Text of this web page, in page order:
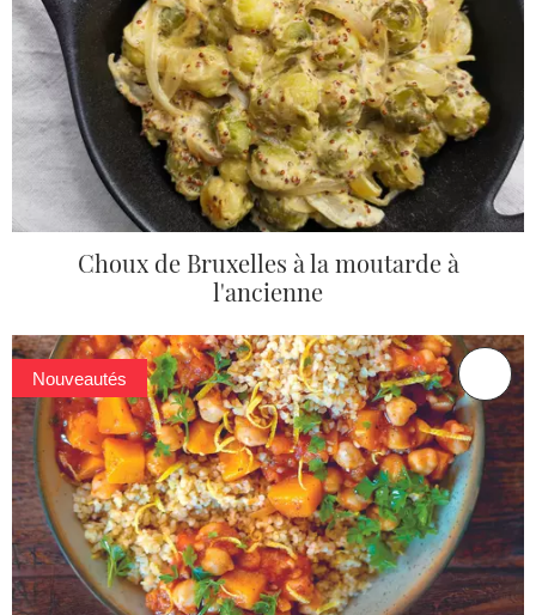
Choux de Bruxelles à la moutarde à
l'ancienne
Nouveautés